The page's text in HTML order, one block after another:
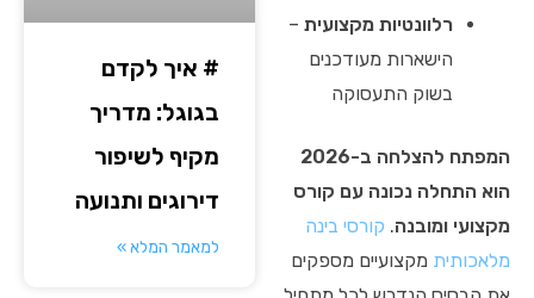
רלוונטיות מקצועית –
הישארות מעודכנים
בשוק התעסוקה
המפתח להצלחה ב-2026
הוא התחלה נכונה עם קורס
מקצועי ומובנה. קורסי בינה
מלאכותית מקצועיים מספקים
# איך לקדם
בגוגל: מדריך
מקיף לשיפור
דירוגים ותנועה
למאמר המלא »